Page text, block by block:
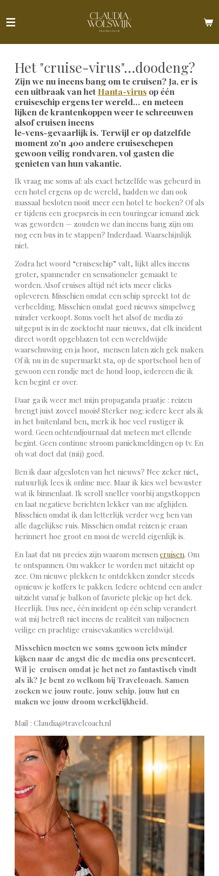
direct
Het "cruise-virus"...doodeng?
Zijn we nu ineens bang om te cruisen? Ja, er is
een uitbraak van hetHanta-virus op één
cruiseschip ergens ter wereld… en meteen
lijken de krantenkoppen weer te schreeuwen
alsof cruisen ineens
le-vens-gevaarlijk is. Terwijl er op datzelfde
moment zo'n 400 andere cruiseschepen
gewoon veilig rondvaren, vol gasten die
genieten van hun vakantie.
Ik vraag me soms af: als exact hetzelfde was gebeurd in
een hotel ergens op de wereld, hadden we dan ook
massaal besloten nooit meer een hotel te boeken? Of als
er tijdens een groepsreis in een touringcar iemand ziek
was geworden — zouden we dan ineens bang zijn om
nog een bus in te stappen? Inderdaad. Waarschijnlijk
niet.
Zodra het woord “cruiseschip” valt, lijkt alles ineens
groter, spannender en sensationeler gemaakt te
worden. Alsof cruises altijd nét iets meer clicks
opleveren. Misschien omdat een schip spreekt tot de
verbeelding. Misschien omdat goed nieuws simpelweg
minder verkoopt. Soms voelt het alsof de media zó
uitgeput is in de zoektocht naar nieuws, dat elk incident
direct wordt opgeblazen tot een wereldwijde
waarschuwing en ja hoor, mensen laten zich gek maken.
Of ik nu in de supermarkt sta, op de sportschool ben of
gewoon een rondje met de hond loop, iedereen die ik
ken begint er over.
Daar ga ik weer met mijn propaganda praatje : reizen
brengt juist zoveel moois! Sterker nog: iedere keer als ik
in het buitenland ben, merk ik hoe veel rustiger ik
word. Geen ochtendjournaal dat meteen met ellende
begint. Geen continue stroom paniekmeldingen op tv. En
oh wat doet dat (mij) goed.
Ben ik daar afgesloten van het nieuws? Nee zeker niet,
natuurlijk lees ik online mee. Maar ik kies wel bewuster
wat ik binnenlaat. Ik scroll sneller voorbij angstkoppen
en laat negatieve berichten lekker van me afglijden.
Misschien omdat ik dan letterlijk verder weg ben van
alle dagelijkse ruis. Misschien omdat reizen je eraan
herinnert hoe groot en mooi de wereld eigenlijk is.
En laat dat nu precies zijn waarom mensen cruisen. Om
te ontspannen. Om wakker te worden met uitzicht op
zee. Om nieuwe plekken te ontdekken zonder steeds
opnieuw je koffers te pakken. Iedere ochtend een ander
uitzicht vanaf je balkon of favoriete plekje op het dek.
Heerlijk. Dus nee, één incident op één schip verandert
wat mij betreft niet ineens de realiteit van miljoenen
veilige en prachtige cruisevakanties wereldwijd.
Misschien moeten we soms gewoon iets minder
kijken naar de angst die de media ons presenteert.
Wil je cruisen omdat je het net zo fantastisch vindt
als ik? Je bent zo welkom bij Travelcoach. Samen
zoeken we jouw route, jouw schip, jouw hut en
maken we jouw droom werkelijkheid.
Mail : Claudia@travelcoach.nl